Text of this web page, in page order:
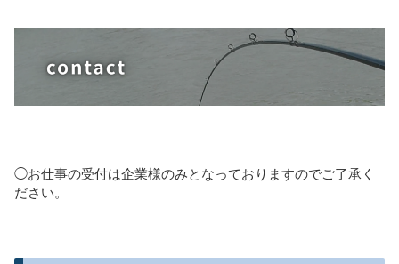
◯お仕事の受付は企業様のみとなっておりますのでご了承く
ださい。